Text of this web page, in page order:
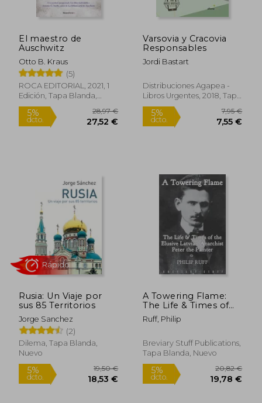
5%
dcto. 23,69 €
5%
dcto.
El maestro de
Auschwitz
Otto B. Kraus
(5)
ROCA EDITORIAL, 2021, 1
Edición, Tapa Blanda,
Nuevo
Varsovia y Cracovia
Responsables
Jordi Bastart
Distribuciones Agapea -
Libros Urgentes, 2018, Tapa
Blanda, Nuevo
Rusia: Un Viaje por
sus 85 Territorios
Jorge Sanchez
(2)
Dilema, Tapa Blanda,
Nuevo
A Towering Flame:
The Life & Times of
the Elusive Latvian
Anarchist Peter the
Ruff, Philip
Breviary Stuff Publications,
Tapa Blanda, Nuevo